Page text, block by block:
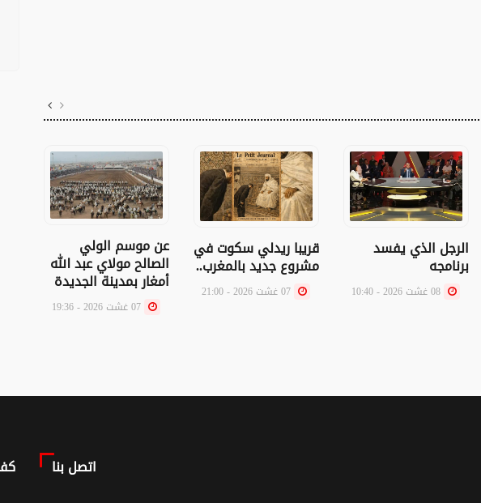
الرجل الذي يفسد
برنامجه
قريبا ريدلي سكوت في
مشروع جديد بالمغرب..
عن موسم الولي
الصالح مولاي عبد الله
أمغار بمدينة الجديدة
اتصل بنا